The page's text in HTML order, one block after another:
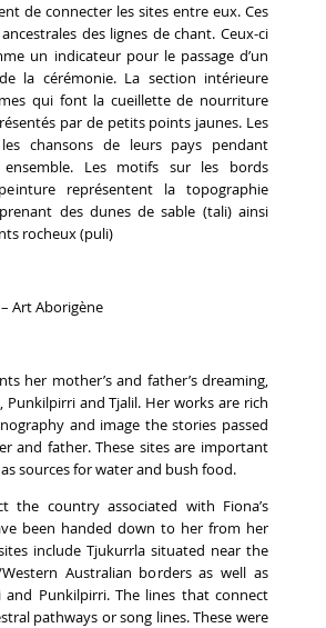
de connecter les sites entre eux. Ces
des lignes de chant. Ceux-ci
un indicateur pour le passage d’un
la cérémonie. La section intérieure
qui font la cueillette de nourriture
par de petits points jaunes. Les
chansons de leurs pays pendant
ensemble. Les motifs sur les bords
représentent la topographie
des dunes de sable (tali) ainsi
rocheux (puli)
Art Aborigène
her mother’s and father’s dreaming,
Punkilpirri and Tjalil. Her works are rich
and image the stories passed
and father. These sites are important
sources for water and bush food.
the country associated with Fiona’s
been handed down to her from her
include Tjukurrla situated near the
Australian borders as well as
and Punkilpirri. The lines that connect
pathways or song lines. These were